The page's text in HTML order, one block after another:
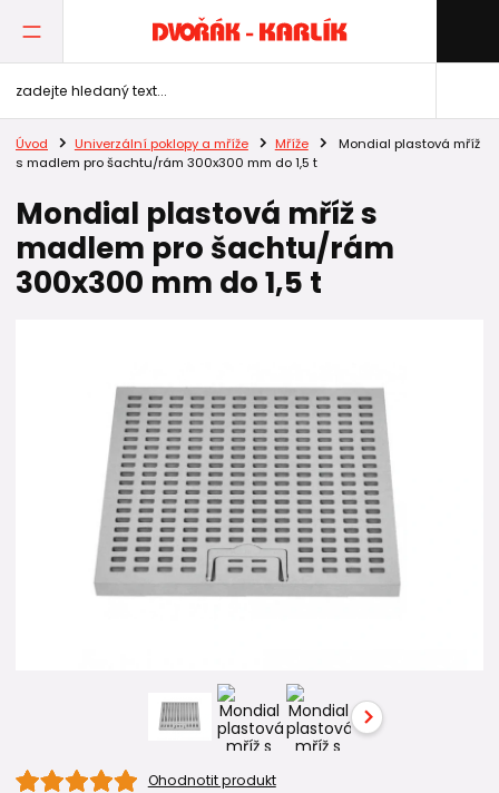
Úvod Univerzální poklopy a mříže Mříže
Mondial plastová mříž
s madlem pro šachtu/rám 300x300 mm do 1,5 t
Mondial plastová mříž s
madlem pro šachtu/rám
300x300 mm do 1,5 t
Ohodnotit produkt